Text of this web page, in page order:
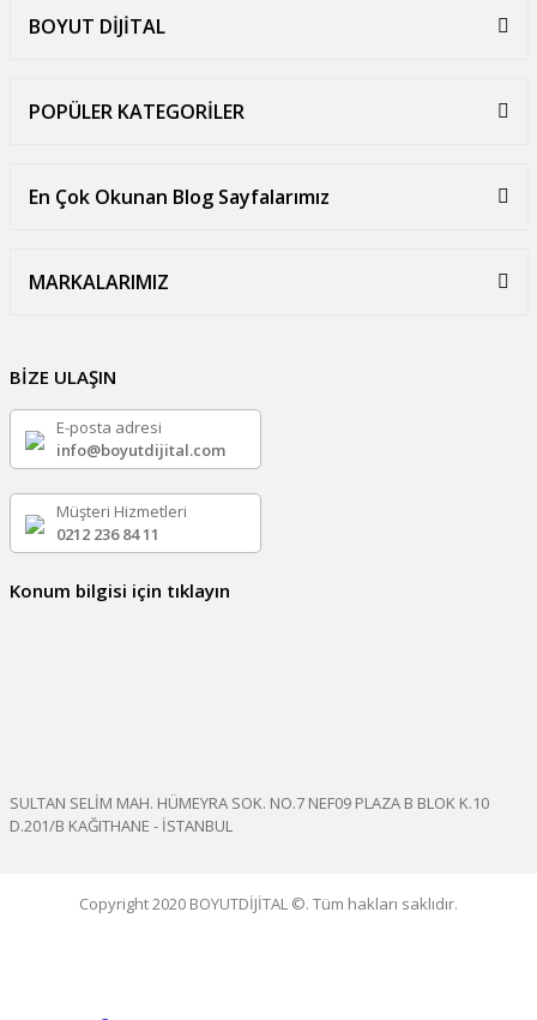
BOYUT DİJİTAL
POPÜLER KATEGORİLER
En Çok Okunan Blog Sayfalarımız
MARKALARIMIZ
BİZE ULAŞIN
E-posta adresi
info@boyutdijital.com
Müşteri Hizmetleri
0212 236 84 11
Konum bilgisi için tıklayın
SULTAN SELİM MAH. HÜMEYRA SOK. NO.7 NEF09 PLAZA B BLOK K.10
D.201/B KAĞITHANE - İSTANBUL
Copyright 2020 BOYUTDİJİTAL ©. Tüm hakları saklıdır.